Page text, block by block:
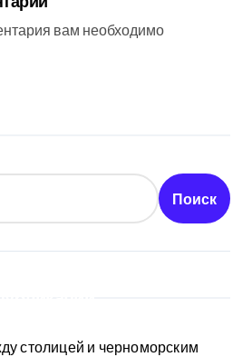
вам необходимо
Поиск
столицей и черноморским